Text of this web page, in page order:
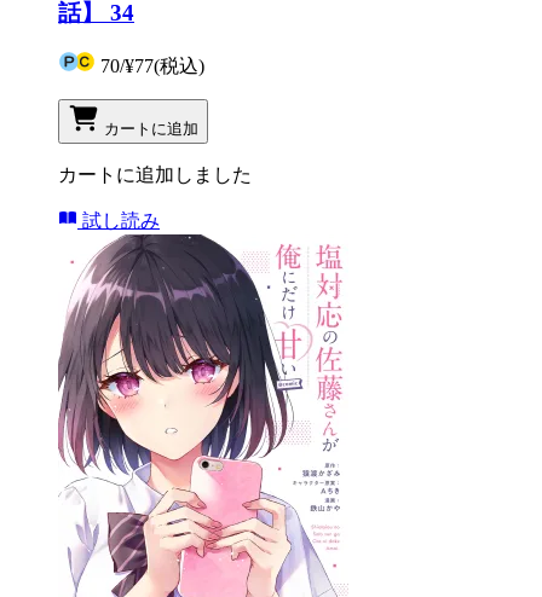
話】 34
70/¥77(税込)
カートに追加
カートに追加しました
試し読み